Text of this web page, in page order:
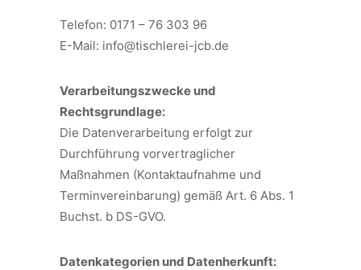
Telefon: 0171 – 76 303 96
E-Mail: info@tischlerei-jcb.de
Verarbeitungszwecke und
Rechtsgrundlage:
Die Datenverarbeitung erfolgt zur
Durchführung vorvertraglicher
Maßnahmen (Kontaktaufnahme und
Terminvereinbarung) gemäß Art. 6 Abs. 1
Buchst. b DS-GVO.
Datenkategorien und Datenherkunft: